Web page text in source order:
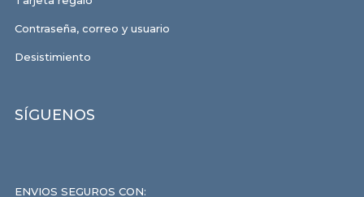
Contraseña, correo y usuario
Desistimiento
SÍGUENOS
ENVIOS SEGUROS CON: